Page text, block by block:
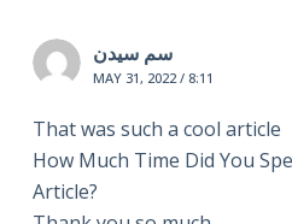
سم سیدن
MAY 31, 2022 / 8:11
That was such a cool article
How Much Time Did You
Article?